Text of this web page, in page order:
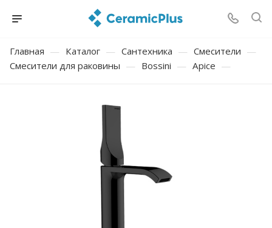
Главная — Каталог — Сантехника — Смесители —
Смесители для раковины — Bossini — Apice —